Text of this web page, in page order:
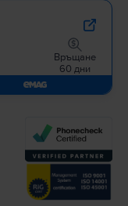
Връщане
60 дни